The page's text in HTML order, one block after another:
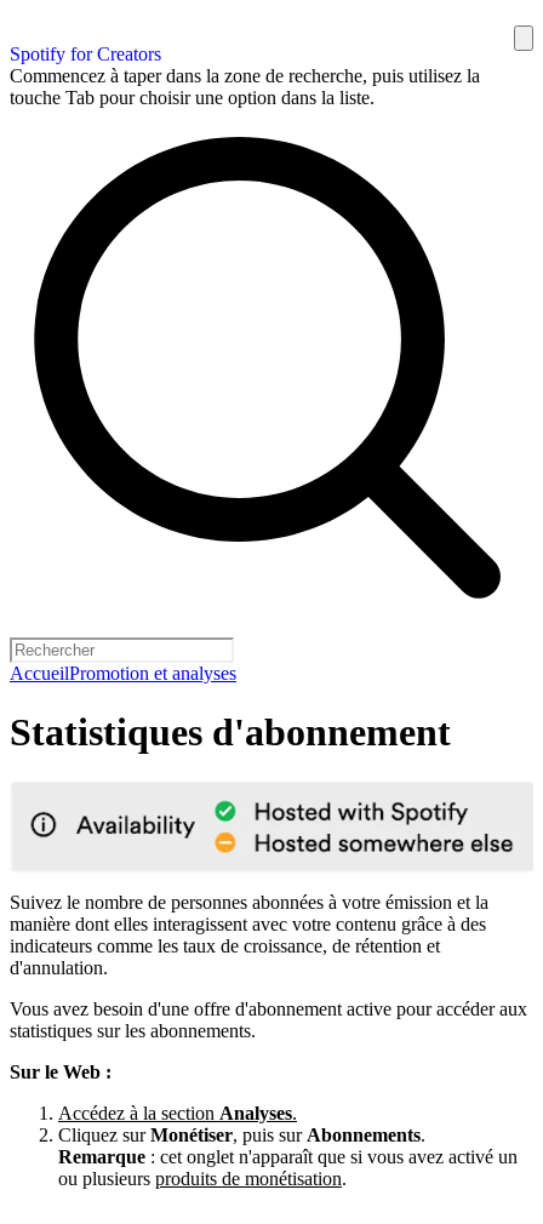
Spotify for Creators
Commencez à taper dans la zone de recherche, puis utilisez la
touche Tab pour choisir une option dans la liste.
AccueilPromotion et analyses
Statistiques d'abonnement
Suivez le nombre de personnes abonnées à votre émission et la
manière dont elles interagissent avec votre contenu grâce à des
indicateurs comme les taux de croissance, de rétention et
d'annulation.
Vous avez besoin d'une offre d'abonnement active pour accéder aux
statistiques sur les abonnements.
Sur le Web :
Accédez à la section Analyses.
Cliquez surMonétiser, puis sur Abonnements.
Remarque : cet onglet n'apparaît que si vous avez activé un
ou plusieurs produits de monétisation.